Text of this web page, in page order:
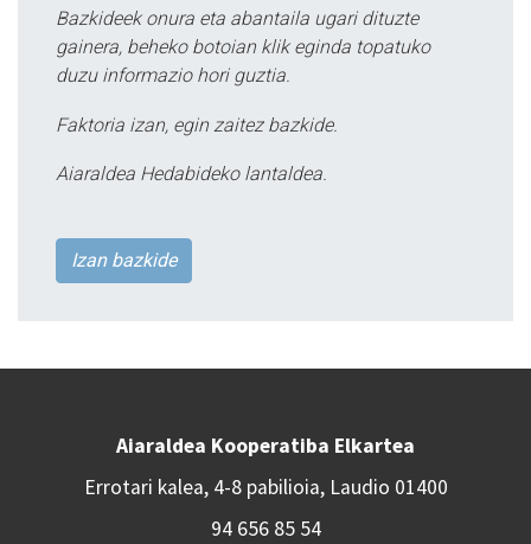
Bazkideek onura eta abantaila ugari dituzte
gainera, beheko botoian klik eginda topatuko
duzu informazio hori guztia.
Faktoria izan, egin zaitez bazkide.
Aiaraldea Hedabideko lantaldea.
Izan bazkide
Aiaraldea Kooperatiba Elkartea
Errotari kalea, 4-8 pabilioia, Laudio 01400
94 656 85 54